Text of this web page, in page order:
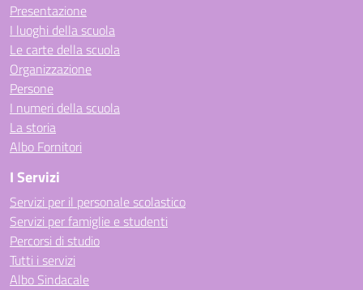
Presentazione
I luoghi della scuola
Le carte della scuola
Organizzazione
Persone
I numeri della scuola
La storia
Albo Fornitori
I Servizi
Servizi per il personale scolastico
Servizi per famiglie e studenti
Percorsi di studio
Tutti i servizi
Albo Sindacale